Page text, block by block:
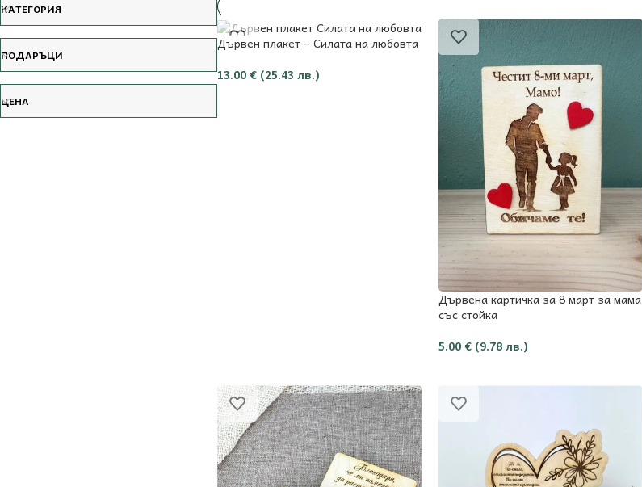
КАТЕГОРИЯ
ПОДАРЪЦИ
ЦЕНА
Дървен плакет – Силата на любовта
13.00 € (25.43 лв.)
Дървена картичка за 8 март за мама
със стойка
5.00 € (9.78 лв.)